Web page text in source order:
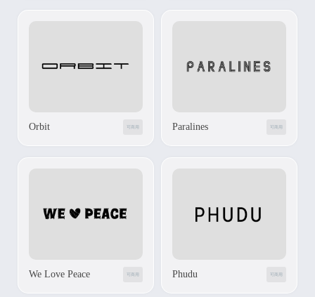
Orbit 可商用 Paralines 可商用
We Love Peace 可商用 Phudu 可商用